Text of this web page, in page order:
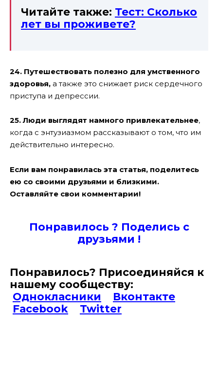
Читайте также: Тест: Сколько
лет вы проживете?
24. Путешествовать полезно для умственного
здоровья, а также это снижает риск сердечного
приступа и депрессии.
25. Люди выглядят намного привлекательнее,
когда с энтузиазмом рассказывают о том, что им
действительно интересно.
Если вам понравилась эта статья, поделитесь
ею со своими друзьями и близкими.
Оставляйте свои комментарии!
Понравилось ? Поделись с
друзьями !
Понравилось? Присоединяйся к
нашему сообществу:
Однокласники
Вконтакте
Facebook
Twitter